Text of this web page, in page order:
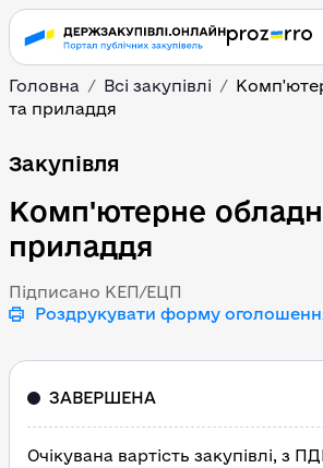
Головна Всі закупівлі
та приладдя
Комп'ютерне
Закупівля
Комп'ютерне
приладдя
Підписано КЕП/ЕЦП
Роздрукувати форму
ЗАВЕРШЕНА
Очікувана вартість закупівлі, з